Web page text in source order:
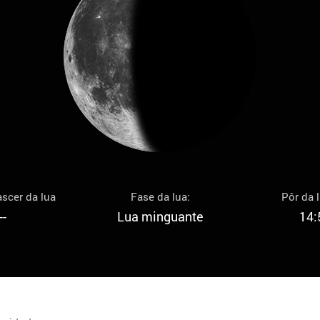
da lua Fase da lua:
Lua minguante
Pôr da